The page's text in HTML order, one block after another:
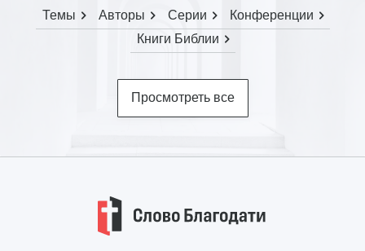
Темы Авторы Серии
Конференции
Книги Библии
Просмотреть все